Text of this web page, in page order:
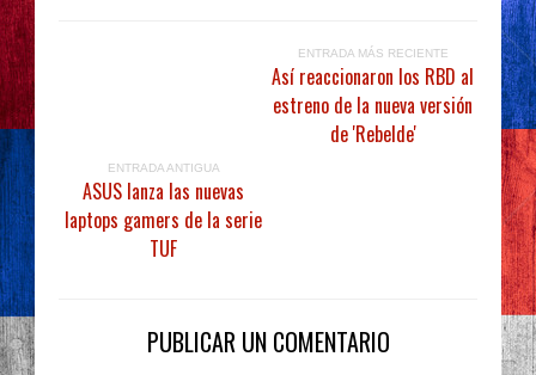
ENTRADA MÁS RECIENTE
Así reaccionaron los RBD al
estreno de la nueva versión
de 'Rebelde'
ENTRADA ANTIGUA
ASUS lanza las nuevas
laptops gamers de la serie
TUF
PUBLICAR UN COMENTARIO